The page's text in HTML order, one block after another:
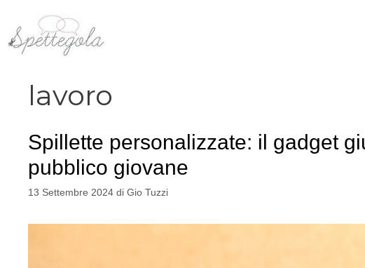
contenuto
lavoro
Spillette personalizzate: il gadget
pubblico giovane
13 Settembre 2024 di Gio Tuzzi